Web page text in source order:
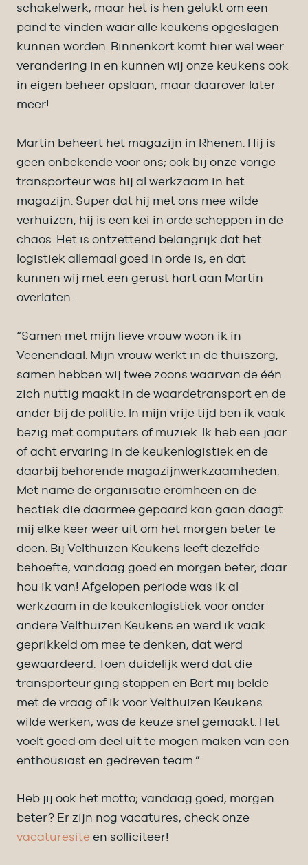
schakelwerk, maar het is hen gelukt om een
pand te vinden waar alle keukens opgeslagen
kunnen worden. Binnenkort komt hier wel weer
verandering in en kunnen wij onze keukens ook
in eigen beheer opslaan, maar daarover later
meer!
Martin beheert het magazijn in Rhenen. Hij is
geen onbekende voor ons; ook bij onze vorige
transporteur was hij al werkzaam in het
magazijn. Super dat hij met ons mee wilde
verhuizen, hij is een kei in orde scheppen in de
chaos. Het is ontzettend belangrijk dat het
logistiek allemaal goed in orde is, en dat
kunnen wij met een gerust hart aan Martin
overlaten.
“Samen met mijn lieve vrouw woon ik in
Veenendaal. Mijn vrouw werkt in de thuiszorg,
samen hebben wij twee zoons waarvan de één
zich nuttig maakt in de waardetransport en de
ander bij de politie. In mijn vrije tijd ben ik vaak
bezig met computers of muziek. Ik heb een jaar
of acht ervaring in de keukenlogistiek en de
daarbij behorende magazijnwerkzaamheden.
Met name de organisatie eromheen en de
hectiek die daarmee gepaard kan gaan daagt
mij elke keer weer uit om het morgen beter te
doen. Bij Velthuizen Keukens leeft dezelfde
behoefte, vandaag goed en morgen beter, daar
hou ik van! Afgelopen periode was ik al
werkzaam in de keukenlogistiek voor onder
andere Velthuizen Keukens en werd ik vaak
geprikkeld om mee te denken, dat werd
gewaardeerd. Toen duidelijk werd dat die
transporteur ging stoppen en Bert mij belde
met de vraag of ik voor Velthuizen Keukens
wilde werken, was de keuze snel gemaakt. Het
voelt goed om deel uit te mogen maken van een
enthousiast en gedreven team.”
Heb jij ook het motto; vandaag goed, morgen
beter? Er zijn nog vacatures, check onze
vacaturesite en solliciteer!